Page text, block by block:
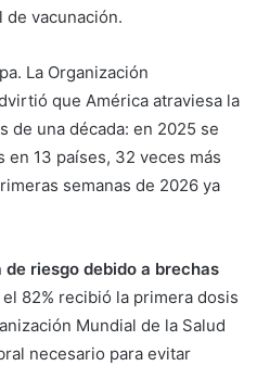
vacunación.
La Organización
que América atraviesa la
de una década: en 2025 se
en 13 países, 32 veces más
semanas de 2026 ya
riesgo debido a brechas
82% recibió la primera dosis
Mundial de la Salud
necesario para evitar